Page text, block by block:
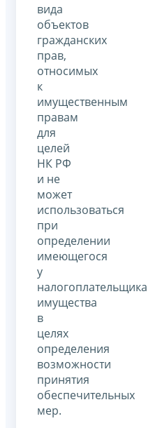
вида
объектов
гражданских
прав,
относимых
к
имущественным
правам
для
целей
НК РФ
и не
может
использоваться
при
определении
имеющегося
у
налогоплательщика
имущества
в
целях
определения
возможности
принятия
обеспечительных
мер.